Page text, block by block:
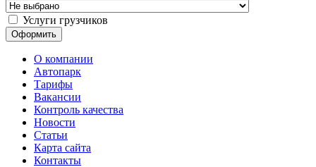
Услуги грузчиков
О компании
Автопарк
Тарифы
Вакансии
Контроль качества
Новости
Статьи
Карта сайта
Контакты